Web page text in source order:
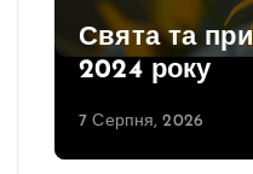
Свята та
2024 року
7 Серпня, 2026